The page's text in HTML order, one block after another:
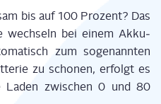
bis auf 100 Pro­zent? Das
wech­seln bei einem Akku­
zum soge­nann­ten
zu scho­nen, erfolgt es
Laden zwi­schen 0 und 80